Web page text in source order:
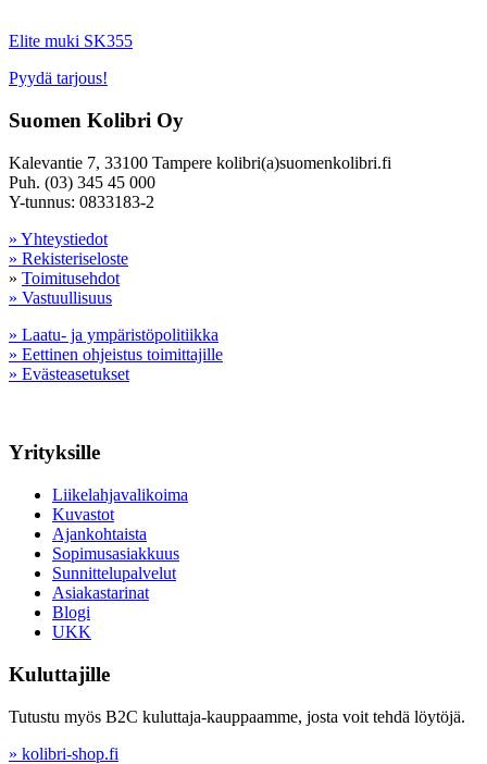
Elite muki SK355
Pyydä tarjous!
Suomen Kolibri Oy
Kalevantie 7, 33100 Tampere kolibri(a)suomenkolibri.fi
Puh. (03) 345 45 000
Y-tunnus: 0833183-2
» Yhteystiedot
» Rekisteriseloste
» Toimitusehdot
» Vastuullisuus
» Laatu- ja ympäristöpolitiikka
» Eettinen ohjeistus toimittajille
» Evästeasetukset
Yrityksille
Liikelahjavalikoima
Kuvastot
Ajankohtaista
Sopimusasiakkuus
Sunnittelupalvelut
Asiakastarinat
Blogi
UKK
Kuluttajille
Tutustu myös B2C kuluttaja-kauppaamme, josta voit tehdä löytöjä.
» kolibri-shop.fi